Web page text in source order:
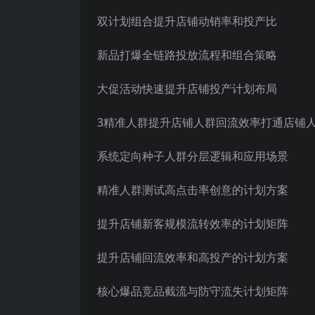
双计划组合提升店铺动销率和投产比
新品打爆全链路投放流程和组合策略
大促活动快速提升店铺投产计划布局
3精准人群提升店铺人群回流效率打通店铺
系统定向种子人群分层逻辑和应用场景
精准人群测试高点击率创意的计划方案
提升店铺新客规模流转效率的计划矩阵
提升店铺回流效率和高投产的计划方案
核心爆品竞品截流与防守流失计划矩阵